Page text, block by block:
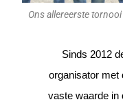
Ons allereerste
Sinds 2012
organisator met
vaste waarde in